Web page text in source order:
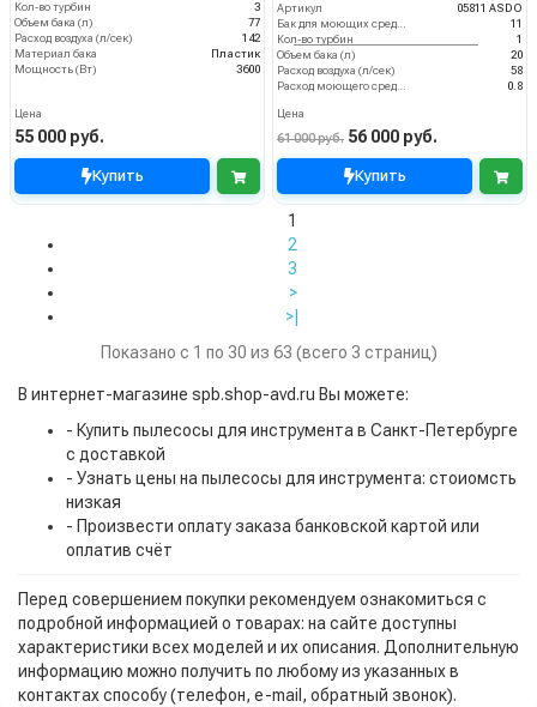
Кол-во турбин
3
Объем бака (л)
77
Расход воздуха (л/сек)
142
Материал бака
Пластик
Мощность (Вт)
3600
Цена
55 000 руб.
Купить
Артикул
05811 ASDO
Бак для моющих средств
11
Кол-во турбин
1
Объем бака (л)
20
Расход воздуха (л/сек)
58
Расход моющего средства
0.8
Цена
61 000 руб. 56 000 руб.
Купить
1
2
3
>
>|
Показано с 1 по 30 из 63 (всего 3 страниц)
В интернет-магазине spb.shop-avd.ru Вы можете:
- Купить пылесосы для инструмента в Санкт-Петербурге
с доставкой
- Узнать цены на пылесосы для инструмента: стоиомсть
низкая
- Произвести оплату заказа банковской картой или
оплатив счёт
Перед совершением покупки рекомендуем ознакомиться с
подробной информацией о товарах: на сайте доступны
характеристики всех моделей и их описания. Дополнительную
информацию можно получить по любому из указанных в
контактах способу (телефон, e-mail, обратный звонок).